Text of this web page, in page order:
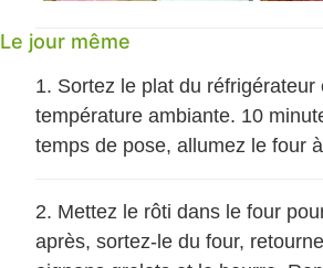
Le jour même
Sortez le plat du réfrigérateur
température ambiante. 10
temps de pose, allumez le four
Mettez le rôti dans le four
après, sortez-le du four,